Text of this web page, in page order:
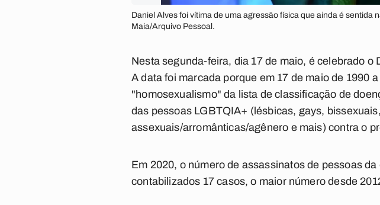
Daniel Alves foi vítima de uma agressão física que ainda é
Maia/Arquivo Pessoal.
Nesta segunda-feira, dia 17 de maio, é celebrado
A data foi marcada porque em 17 de maio de 1990
"homosexualismo" da lista de classificação de
das pessoas LGBTQIA+ (lésbicas, gays,
assexuais/arromânticas/agênero e mais) contra o
Em 2020, o número de assassinatos de pessoas
contabilizados 17 casos, o maior número desde